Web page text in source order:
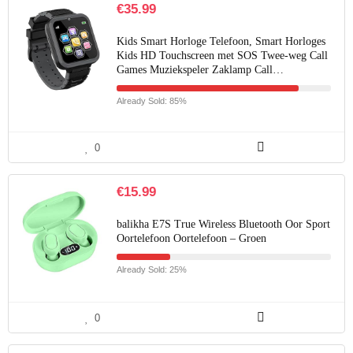
€35.99
Kids Smart Horloge Telefoon, Smart Horloges
Kids HD Touchscreen met SOS Twee-weg Call
Games Muziekspeler Zaklamp Call…
Already Sold: 85%
0
€15.99
balikha E7S True Wireless Bluetooth Oor Sport
Oortelefoon Oortelefoon – Groen
Already Sold: 25%
0